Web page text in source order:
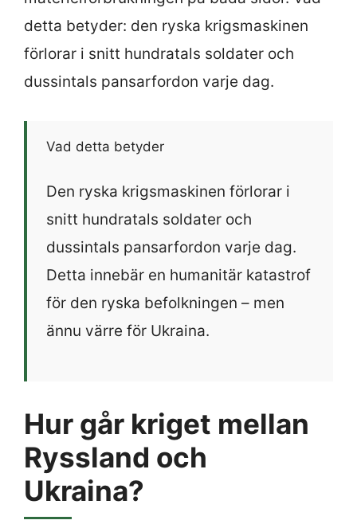
detta betyder: den ryska krigsmaskinen
förlorar i snitt hundratals soldater och
dussintals pansarfordon varje dag.
Vad detta betyder
Den ryska krigsmaskinen förlorar i
snitt hundratals soldater och
dussintals pansarfordon varje dag.
Detta innebär en humanitär katastrof
för den ryska befolkningen – men
ännu värre för Ukraina.
Hur går kriget mellan
Ryssland och
Ukraina?